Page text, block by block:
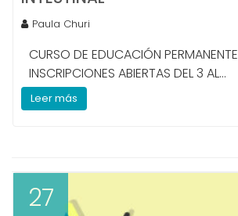
Paula Churi
CURSO DE EDUCACIÓN PERMANENTE
INSCRIPCIONES ABIERTAS DEL 3 AL...
Leer más
27